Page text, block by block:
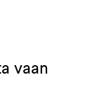
vaan